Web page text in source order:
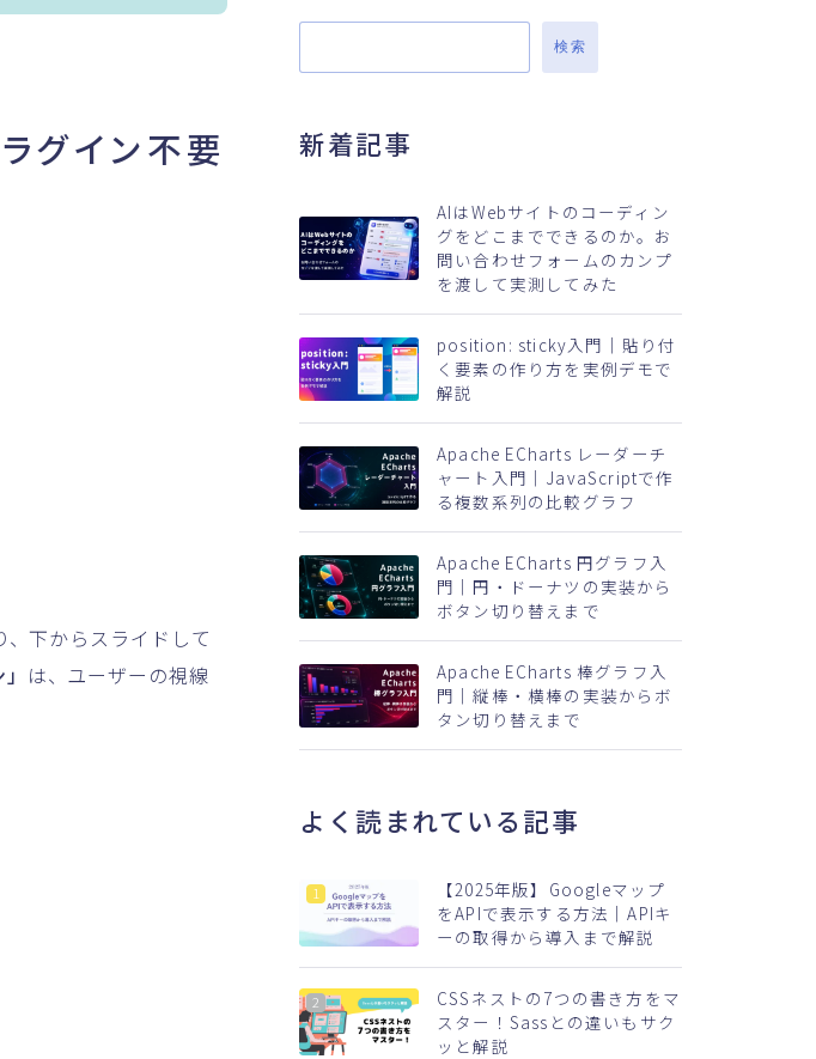
イン不要
下からスライドして
は、ユーザーの視線
検索
新着記事
AIはWebサイトのコーディン
グをどこまでできるのか。お
問い合わせフォームのカンプ
を渡して実測してみた
position: sticky入門｜貼り付
く要素の作り方を実例デモで
解説
Apache ECharts レーダーチ
ャート入門｜JavaScriptで作
る複数系列の比較グラフ
Apache ECharts 円グラフ入
門｜円・ドーナツの実装から
ボタン切り替えまで
Apache ECharts 棒グラフ入
門｜縦棒・横棒の実装からボ
タン切り替えまで
よく読まれている記事
【2025年版】Googleマップ
をAPIで表示する方法｜APIキ
ーの取得から導入まで解説
CSSネストの7つの書き方をマ
スター！Sassとの違いもサク
ッと解説